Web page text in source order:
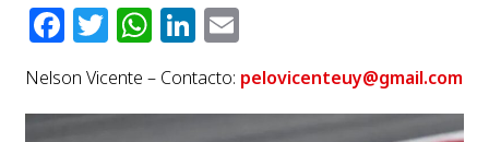
Facebook
Twitter
WhatsApp
LinkedIn
Email
Nelson Vicente – Contacto: pelovicenteuy@gmail.com